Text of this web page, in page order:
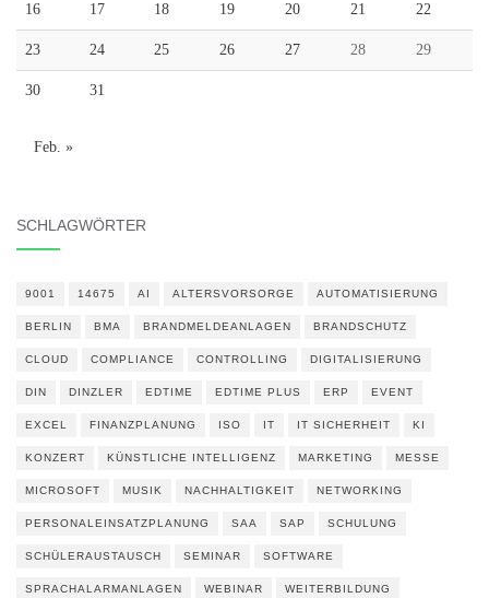
16 17 18 19 20 21 22
23 24 25 26 27 28 29
30 31
Feb. »
SCHLAGWÖRTER
9001 14675 AI ALTERSVORSORGE AUTOMATISIERUNG
BERLIN BMA BRANDMELDEANLAGEN BRANDSCHUTZ
CLOUD COMPLIANCE CONTROLLING DIGITALISIERUNG
DIN DINZLER EDTIME EDTIME PLUS ERP EVENT
EXCEL FINANZPLANUNG ISO IT IT SICHERHEIT KI
KONZERT KÜNSTLICHE INTELLIGENZ MARKETING MESSE
MICROSOFT MUSIK NACHHALTIGKEIT NETWORKING
PERSONALEINSATZPLANUNG SAA SAP SCHULUNG
SCHÜLERAUSTAUSCH SEMINAR SOFTWARE
SPRACHALARMANLAGEN WEBINAR WEITERBILDUNG